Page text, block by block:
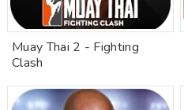
Muay Thai 2 - Fighting
Clash